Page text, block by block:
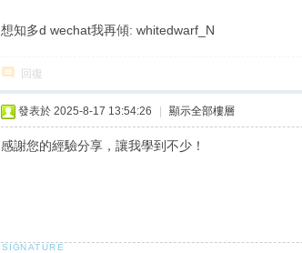
想知多d wechat我再傾: whitedwarf_N
回復
發表於 2025-8-17 13:54:26 顯示全部樓層
感謝您的經驗分享，讓我學到不少！